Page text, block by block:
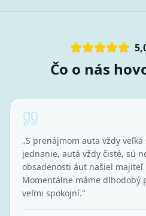
Čo o nás
„S prenájmom auta vždy veľká
jednanie, autá vždy čisté, sú
obsadenosti áut našiel
Momentálne máme dlhodobý
veľmi spokojní."